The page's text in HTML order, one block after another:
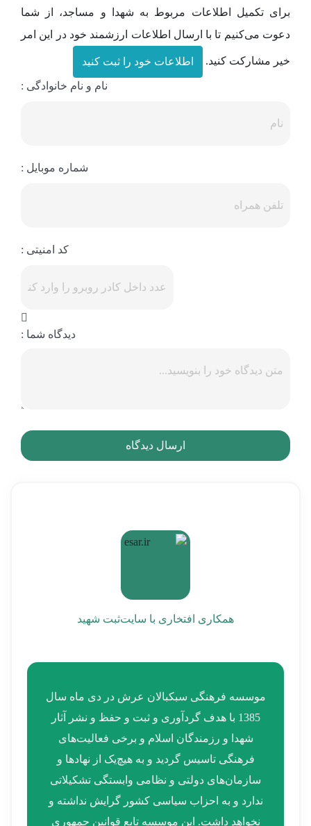
برای تکمیل اطلاعات مربوط به شهدا و مساجد، از شما
دعوت می‌کنیم تا با ارسال اطلاعات ارزشمند خود در این امر
خیر مشارکت کنید. اطلاعات خود را ثبت کنید
نام و نام خانوادگی :
شماره موبایل :
کد امنیتی :
دیدگاه شما :
ارسال دیدگاه
همکاری افتخاری با سایتثبت شهید
موسسه فرهنگی سبکبالان عرش در دی ماه سال
1385 با هدف گردآوری و ثبت و حفظ و نشر آثار
شهدا و رزمندگان اسلام و برخی فعالیت‌های
فرهنگی تاسیس گردید و به هیچ‌یک از نهادها و
سازمان‌های دولتی و نظامی وابستگی تشکیلاتی
ندارد و به احزاب سیاسی کشور گرایش نداشته و
نخواهد داشت. این موسسه تابع قوانین جمهوری